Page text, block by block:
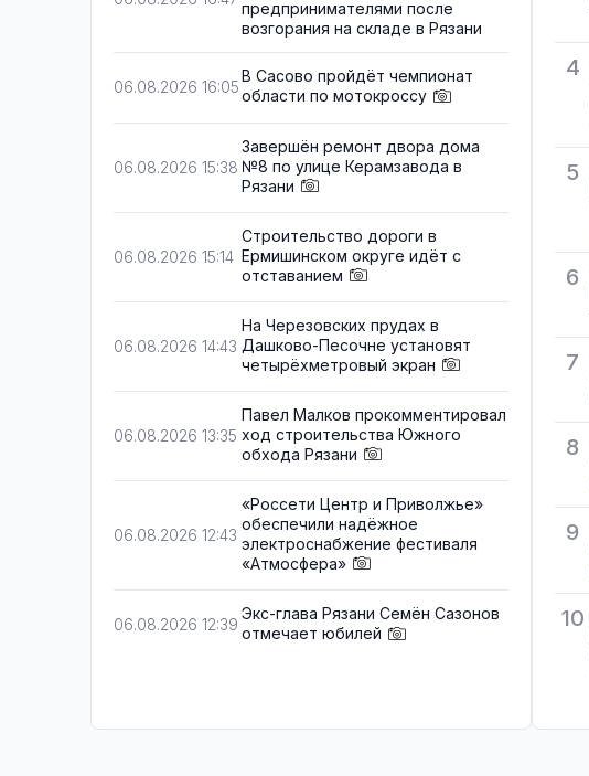
предпринимателями после
возгорания на складе в Рязани
06.08.2026 16:05
В Сасово пройдёт чемпионат
области по мотокроссу
06.08.2026 15:38
Завершён ремонт двора дома
№8 по улице Керамзавода в
Рязани
06.08.2026 15:14
Строительство дороги в
Ермишинском округе идёт с
отставанием
06.08.2026 14:43
На Черезовских прудах в
Дашково-Песочне установят
четырёхметровый экран
06.08.2026 13:35
Павел Малков прокомментировал
ход строительства Южного
обхода Рязани
06.08.2026 12:43
«Россети Центр и Приволжье»
обеспечили надёжное
электроснабжение фестиваля
«Атмосфера»
06.08.2026 12:39
Экс-глава Рязани Семён Сазонов
отмечает юбилей
4
5
6
7
8
9
10